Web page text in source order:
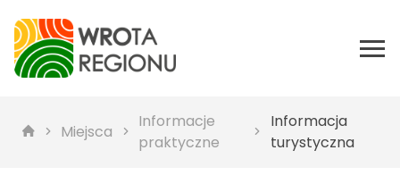
Miejsca
Informacje
praktyczne
Informacja
turystyczna